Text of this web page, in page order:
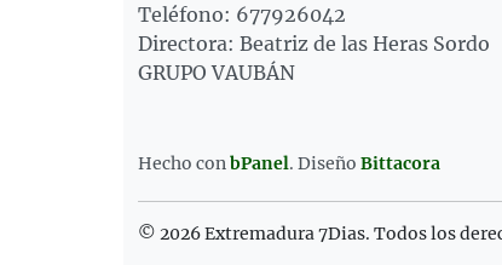
Teléfono: 677926042
Directora: Beatriz de las Heras Sordo
GRUPO VAUBÁN
Hecho con bPanel. Diseño Bittacora
© 2026 Extremadura 7Dias. Todos los